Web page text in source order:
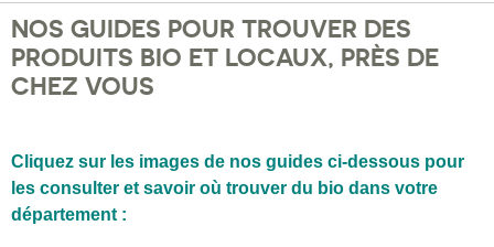
de chez vous
Qu’est-ce que l’agriculture biologique ?
Comment reconnaître un produit bio ?
NOS GUIDES POUR TROUVER DES
PRODUITS BIO ET LOCAUX, PRÈS DE
CHEZ VOUS
Cliquez sur les images de nos guides ci-dessous pour
les consulter et savoir où trouver du bio dans votre
département :